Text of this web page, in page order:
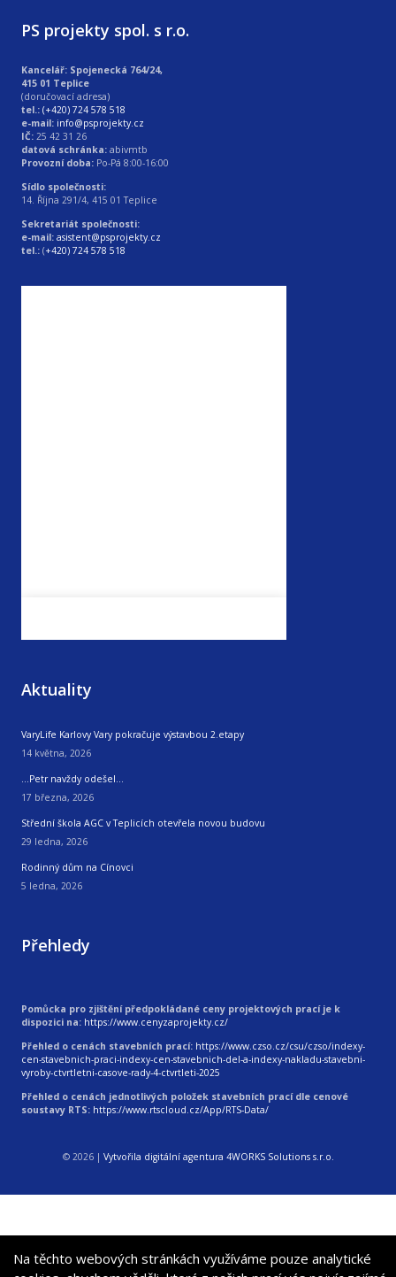
PS projekty spol. s r.o.
Kancelář: Spojenecká 764/24,
415 01 Teplice
(doručovací adresa)
tel.: (+420) 724 578 518
e-mail: info@psprojekty.cz
IČ: 25 42 31 26
datová schránka: abivmtb
Provozní doba: Po-Pá 8:00-16:00
Sídlo společnosti:
14. Října 291/4, 415 01 Teplice
Sekretariát společnosti:
e-mail: asistent@psprojekty.cz
tel.: (+420) 724 578 518
Aktuality
VaryLife Karlovy Vary pokračuje výstavbou 2.etapy
14 května, 2026
…Petr navždy odešel…
17 března, 2026
Střední škola AGC v Teplicích otevřela novou budovu
29 ledna, 2026
Rodinný dům na Cínovci
5 ledna, 2026
Přehledy
Pomůcka pro zjištění předpokládané ceny projektových prací je k
dispozici na: https://www.cenyzaprojekty.cz/
Přehled o cenách stavebních prací: https://www.czso.cz/csu/czso/indexy-
cen-stavebnich-praci-indexy-cen-stavebnich-del-a-indexy-nakladu-stavebni-
vyroby-ctvrtletni-casove-rady-4-ctvrtleti-2025
Přehled o cenách jednotlivých položek stavebních prací dle cenové
soustavy RTS: https://www.rtscloud.cz/App/RTS-Data/
© 2026 | Vytvořila digitální agentura 4WORKS Solutions s.r.o.
Na těchto webových stránkách využíváme pouze analytické